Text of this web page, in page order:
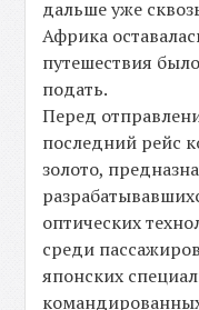
дальше уже
Африка
путешествия
подать.
Перед
последний рейс
золото,
оптических
среди
японских